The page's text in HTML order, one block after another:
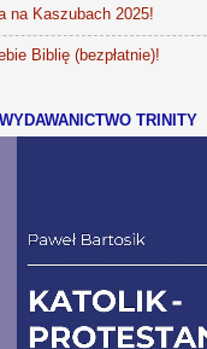
na Kaszubach 2025!
Biblię (bezpłatnie)!
TRINITY